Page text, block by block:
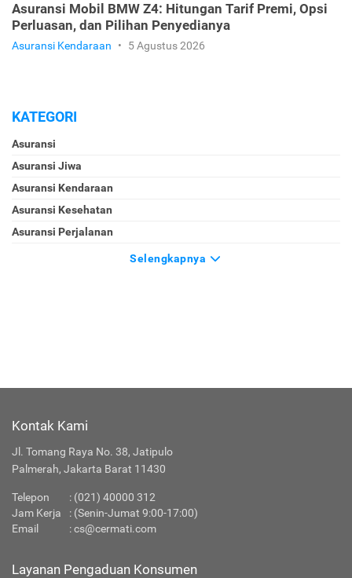
Asuransi Mobil BMW Z4: Hitungan Tarif Premi, Opsi
Perluasan, dan Pilihan Penyedianya
Asuransi Kendaraan • 5 Agustus 2026
KATEGORI
Asuransi
Asuransi Jiwa
Asuransi Kendaraan
Asuransi Kesehatan
Asuransi Perjalanan
Selengkapnya
Kontak Kami
Jl. Tomang Raya No. 38, Jatipulo
Palmerah, Jakarta Barat 11430
Telepon : (021) 40000 312
Jam Kerja
: (Senin-Jumat 9:00-17:00)
Email
:cs@cermati.com
Layanan Pengaduan Konsumen